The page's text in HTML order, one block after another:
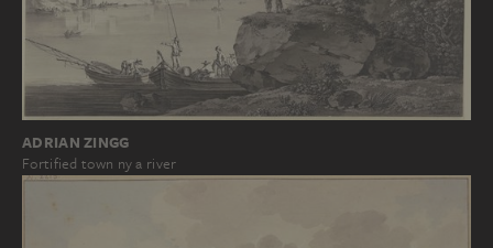
ADRIAN ZINGG
Fortified town ny a river